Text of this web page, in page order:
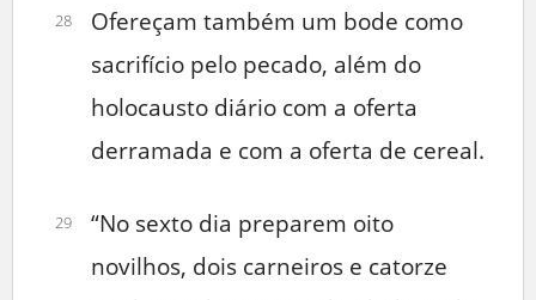
28
Ofereçam também um bode como
sacrifício pelo pecado, além do
holocausto diário com a oferta
derramada e com a oferta de cereal.
29
“No sexto dia preparem oito
novilhos, dois carneiros e catorze